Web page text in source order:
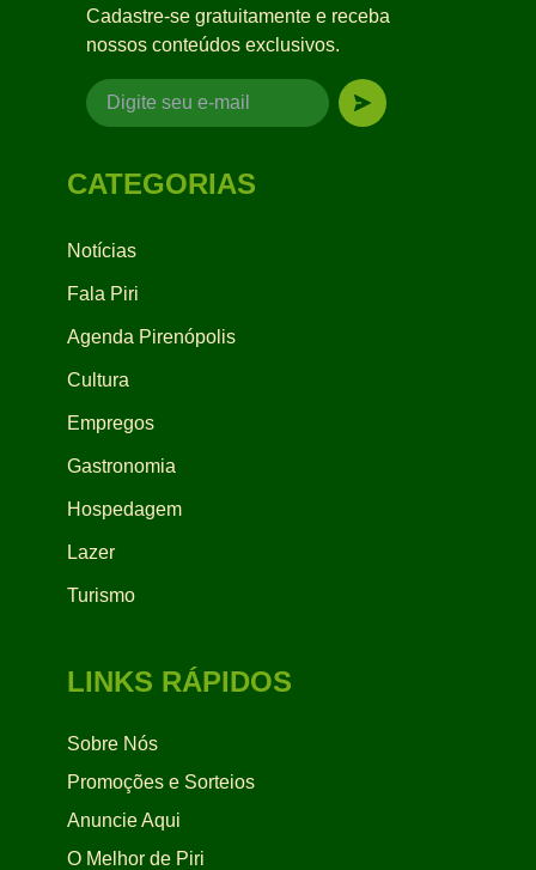
Cadastre-se gratuitamente e receba
nossos conteúdos exclusivos.
CATEGORIAS
Notícias
Fala Piri
Agenda Pirenópolis
Cultura
Empregos
Gastronomia
Hospedagem
Lazer
Turismo
LINKS RÁPIDOS
Sobre Nós
Promoções e Sorteios
Anuncie Aqui
O Melhor de Piri